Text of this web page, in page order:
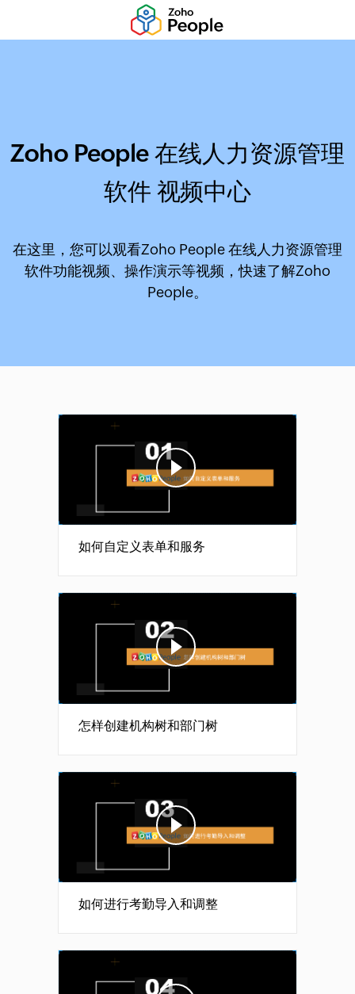
Zoho People 在线人力资源管理
软件 视频中心
在这里，您可以观看Zoho People 在线人力资源管理
软件功能视频、操作演示等视频，快速了解Zoho
People。
如何自定义表单和服务
怎样创建机构树和部门树
如何进行考勤导入和调整